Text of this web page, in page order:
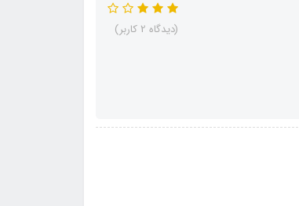
(دیدگاه 2 کاربر)